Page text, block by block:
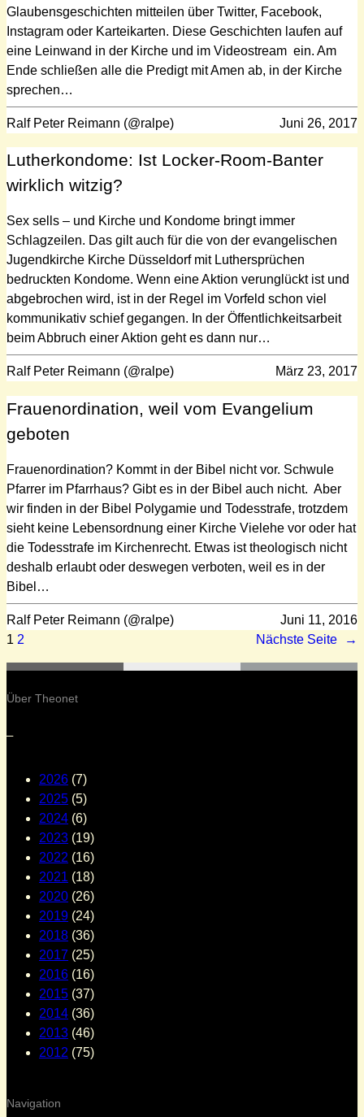
Glaubensgeschichten mitteilen über Twitter, Facebook,
Instagram oder Karteikarten. Diese Geschichten laufen auf
eine Leinwand in der Kirche und im Videostream ein. Am
Ende schließen alle die Predigt mit Amen ab, in der Kirche
sprechen…
Ralf Peter Reimann (@ralpe) Juni 26, 2017
Lutherkondome: Ist Locker-Room-Banter
wirklich witzig?
Sex sells – und Kirche und Kondome bringt immer
Schlagzeilen. Das gilt auch für die von der evangelischen
Jugendkirche Kirche Düsseldorf mit Luthersprüchen
bedruckten Kondome. Wenn eine Aktion verunglückt ist und
abgebrochen wird, ist in der Regel im Vorfeld schon viel
kommunikativ schief gegangen. In der Öffentlichkeitsarbeit
beim Abbruch einer Aktion geht es dann nur…
Ralf Peter Reimann (@ralpe) März 23, 2017
Frauenordination, weil vom Evangelium
geboten
Frauenordination? Kommt in der Bibel nicht vor. Schwule
Pfarrer im Pfarrhaus? Gibt es in der Bibel auch nicht. Aber
wir finden in der Bibel Polygamie und Todesstrafe, trotzdem
sieht keine Lebensordnung einer Kirche Vielehe vor oder hat
die Todesstrafe im Kirchenrecht. Etwas ist theologisch nicht
deshalb erlaubt oder deswegen verboten, weil es in der
Bibel…
Ralf Peter Reimann (@ralpe)
Juni 11, 2016
1 2 Nächste Seite →
Über Theonet
–
2026 (7)
2025 (5)
2024 (6)
2023 (19)
2022 (16)
2021 (18)
2020 (26)
2019 (24)
2018 (36)
2017 (25)
2016 (16)
2015 (37)
2014 (36)
2013 (46)
2012 (75)
Navigation